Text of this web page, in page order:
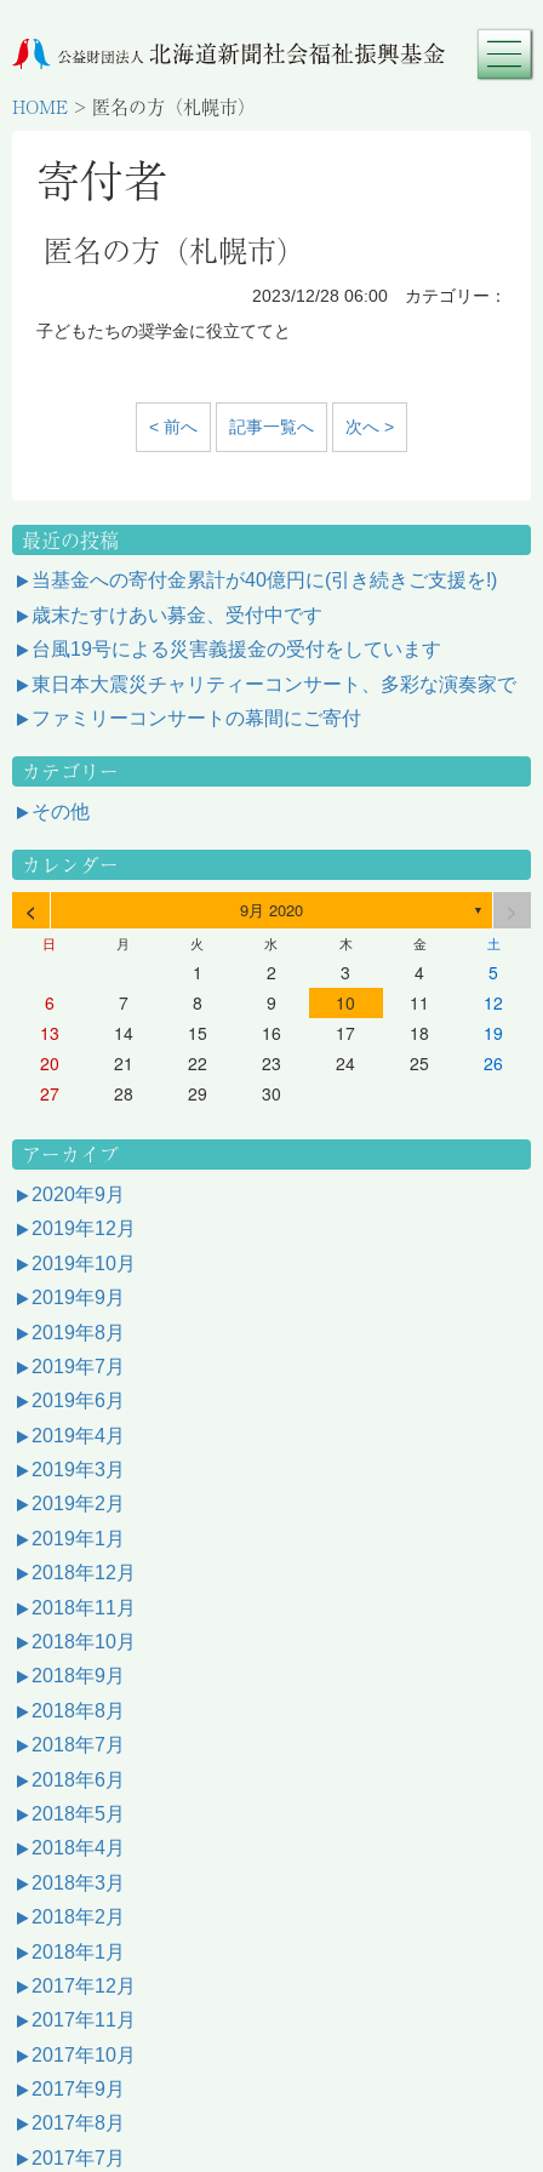
HOME > 匿名の方（札幌市）
寄付者
匿名の方（札幌市）
2023/12/28 06:00 カテゴリー：
子どもたちの奨学金に役立ててと
< 前へ 記事一覧へ 次へ >
最近の投稿
当基金への寄付金累計が40億円に(引き続きご支援を!)
歳末たすけあい募金、受付中です
台風19号による災害義援金の受付をしています
東日本大震災チャリティーコンサート、多彩な演奏家で
ファミリーコンサートの幕間にご寄付
カテゴリー
その他
カレンダー
< 9月 2020 ▼
日 月 火 水 木 金 土
1 2 3 4
5
6
7 8 9 10 11
12
13
14 15 16 17 18
19
20
21 22 23 24 25
26
27
28 29 30
アーカイブ
2020年9月
2019年12月
2019年10月
2019年9月
2019年8月
2019年7月
2019年6月
2019年4月
2019年3月
2019年2月
2019年1月
2018年12月
2018年11月
2018年10月
2018年9月
2018年8月
2018年7月
2018年6月
2018年5月
2018年4月
2018年3月
2018年2月
2018年1月
2017年12月
2017年11月
2017年10月
2017年9月
2017年8月
2017年7月